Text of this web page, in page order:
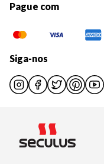
Pague com
Siga-nos